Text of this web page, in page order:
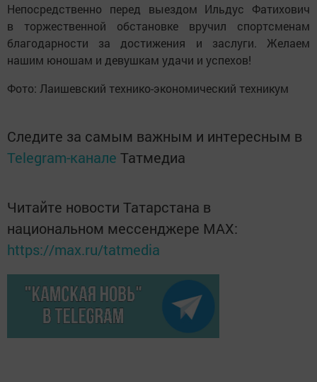
Непосредственно перед выездом Ильдус Фатихович
в торжественной обстановке вручил спортсменам
благодарности за достижения и заслуги. Желаем
нашим юношам и девушкам удачи и успехов!
Фото: Лаишевский технико-экономический техникум
Следите за самым важным и интересным в
Telegram-канале Татмедиа
Читайте новости Татарстана в
национальном мессенджере MАХ:
https://max.ru/tatmedia